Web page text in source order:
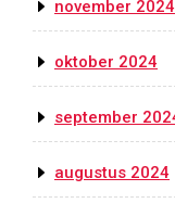
november 2024
oktober 2024
september
augustus 2024